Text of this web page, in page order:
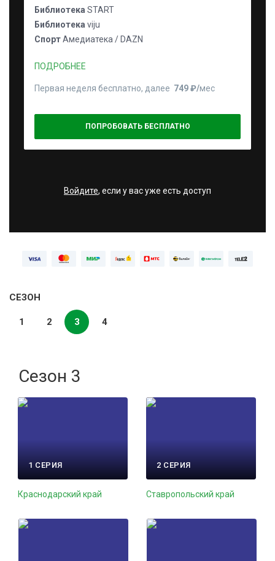
Библиотека START
Библиотека viju
СпортАмедиатека / DAZN
ПОДРОБНЕЕ
Первая неделя бесплатно, далее 749 ₽⁠/⁠мес
ПОПРОБОВАТЬ БЕСПЛАТНО
Войдите, если у вас уже есть доступ
СЕЗОН
1 2 3 4
Сезон 3
1 СЕРИЯ
Краснодарский край
2 СЕРИЯ
Ставропольский край